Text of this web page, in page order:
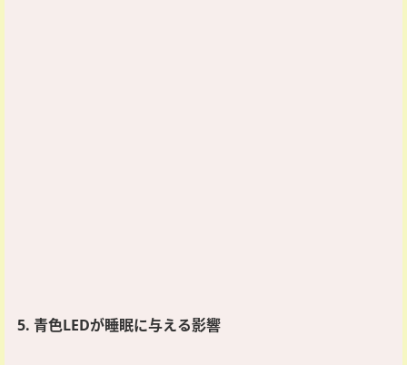
5. 青色LEDが睡眠に与える影響